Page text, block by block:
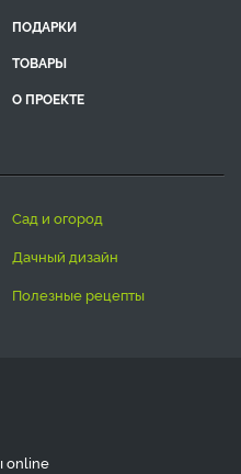
ПОДАРКИ
ТОВАРЫ
О ПРОЕКТЕ
сад и огород
дачный дизайн
полезные рецепты
online